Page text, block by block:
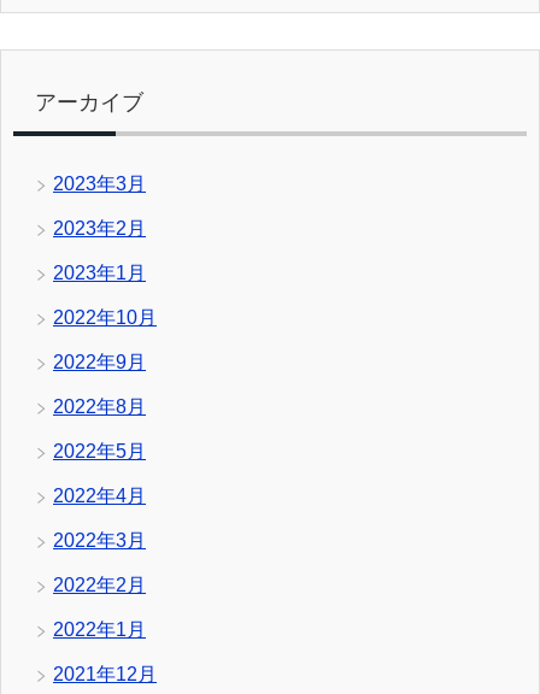
アーカイブ
2023年3月
2023年2月
2023年1月
2022年10月
2022年9月
2022年8月
2022年5月
2022年4月
2022年3月
2022年2月
2022年1月
2021年12月